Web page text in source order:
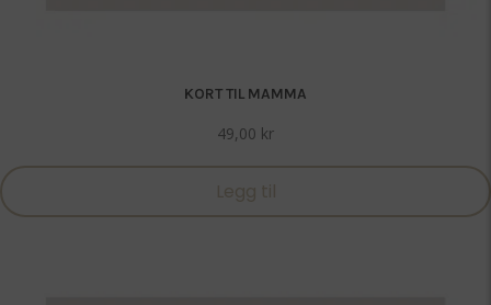
KORT TIL MAMMA
49,00 kr
Legg til